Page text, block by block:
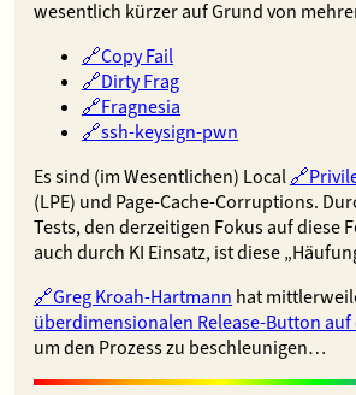
wesentlich kürzer auf Grund von
Copy Fail
Dirty Frag
Fragnesia
ssh-keysign-pwn
Es sind (im Wesentlichen) Local
(LPE) und Page-Cache-Corruptions.
Tests, den derzeitigen Fokus auf diese
auch durch KI Einsatz, ist diese
Greg Kroah-Hartmann hat
überdimensionalen Release-Button
um den Prozess zu beschleunigen…